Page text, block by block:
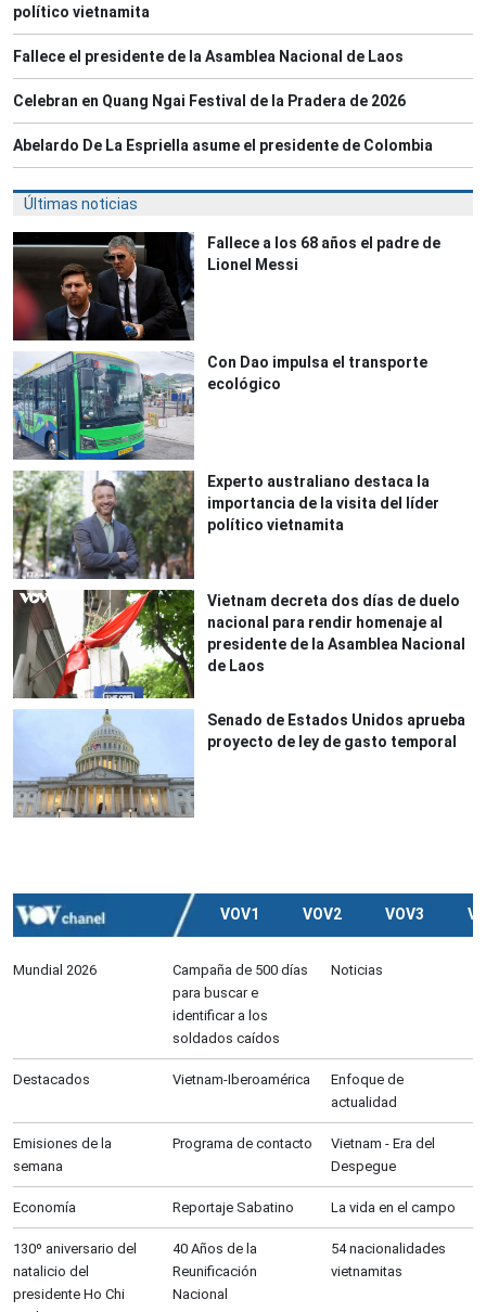
político vietnamita
Fallece el presidente de la Asamblea Nacional de Laos
Celebran en Quang Ngai Festival de la Pradera de 2026
Abelardo De La Espriella asume el presidente de Colombia
Últimas noticias
Fallece a los 68 años el padre de
Lionel Messi
Con Dao impulsa el transporte
ecológico
Experto australiano destaca la
importancia de la visita del líder
político vietnamita
Vietnam decreta dos días de duelo
nacional para rendir homenaje al
presidente de la Asamblea Nacional
de Laos
Senado de Estados Unidos aprueba
proyecto de ley de gasto temporal
VOV1 VOV2 VOV3
Mundial 2026
Campaña de 500 días
para buscar e
identificar a los
soldados caídos
Noticias
Destacados Vietnam-Iberoamérica
Enfoque de
actualidad
Emisiones de la
semana
Programa de contacto
Vietnam - Era del
Despegue
Economía Reportaje Sabatino La vida en el campo
130º aniversario del
natalicio del
presidente Ho Chi
40 Años de la
Reunificación
Nacional
54 nacionalidades
vietnamitas